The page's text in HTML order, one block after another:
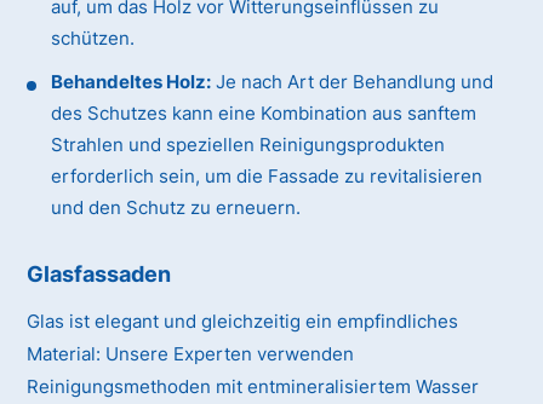
auf, um das Holz vor Witterungseinflüssen zu
schützen.
Behandeltes Holz: Je nach Art der Behandlung und
des Schutzes kann eine Kombination aus sanftem
Strahlen und speziellen Reinigungsprodukten
erforderlich sein, um die Fassade zu revitalisieren
und den Schutz zu erneuern.
Glasfassaden
Glas ist elegant und gleichzeitig ein empfindliches
Material: Unsere Experten verwenden
Reinigungsmethoden mit entmineralisiertem Wasser